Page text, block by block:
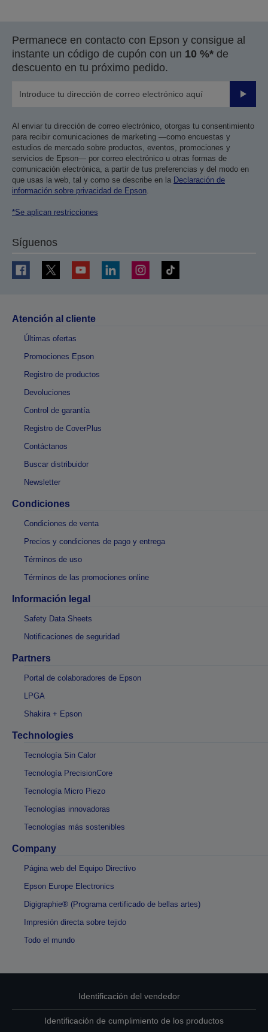
anterior
siguiente
Permanece en contacto con Epson y consigue al
instante un código de cupón con un 10 %* de
descuento en tu próximo pedido.
Enviar
Al enviar tu dirección de correo electrónico, otorgas tu consentimiento
para recibir comunicaciones de marketing —como encuestas y
estudios de mercado sobre productos, eventos, promociones y
servicios de Epson— por correo electrónico u otras formas de
comunicación electrónica, a partir de tus preferencias y del modo en
que usas la web, tal y como se describe en la Declaración de
información sobre privacidad de Epson.
*Se aplican restricciones
Síguenos
Atención al cliente
Últimas ofertas
Promociones Epson
Registro de productos
Devoluciones
Control de garantía
Registro de CoverPlus
Contáctanos
Buscar distribuidor
Newsletter
Condiciones
Condiciones de venta
Precios y condiciones de pago y entrega
Términos de uso
Términos de las promociones online
Información legal
Safety Data Sheets
Notificaciones de seguridad
Partners
Portal de colaboradores de Epson
LPGA
Shakira + Epson
Technologies
Tecnología Sin Calor
Tecnología PrecisionCore
Tecnología Micro Piezo
Tecnologías innovadoras
Tecnologías más sostenibles
Company
Página web del Equipo Directivo
Epson Europe Electronics
Digigraphie® (Programa certificado de bellas artes)
Impresión directa sobre tejido
Todo el mundo
Identificación del vendedor
Identificación de cumplimiento de los productos